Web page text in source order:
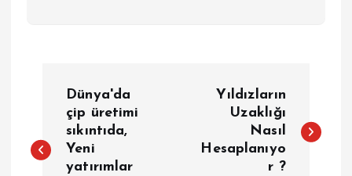
z
Dünya'da
çip üretimi
sıkıntıda,
Yeni
yatırımlar
Yıldızların
Uzaklığı
Nasıl
Hesaplanıyo
r ?